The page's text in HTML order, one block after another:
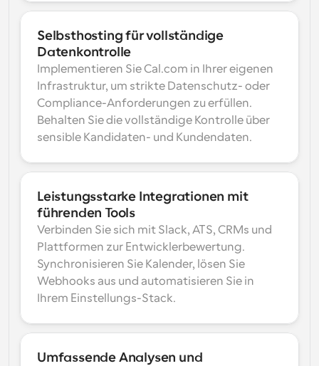
Selbsthosting für vollständige
Datenkontrolle
Implementieren Sie Cal.com in Ihrer eigenen
Infrastruktur, um strikte Datenschutz- oder
Compliance-Anforderungen zu erfüllen.
Behalten Sie die vollständige Kontrolle über
sensible Kandidaten- und Kundendaten.
Leistungsstarke Integrationen mit
führenden Tools
Verbinden Sie sich mit Slack, ATS, CRMs und
Plattformen zur Entwicklerbewertung.
Synchronisieren Sie Kalender, lösen Sie
Webhooks aus und automatisieren Sie in
Ihrem Einstellungs-Stack.
Umfassende Analysen und